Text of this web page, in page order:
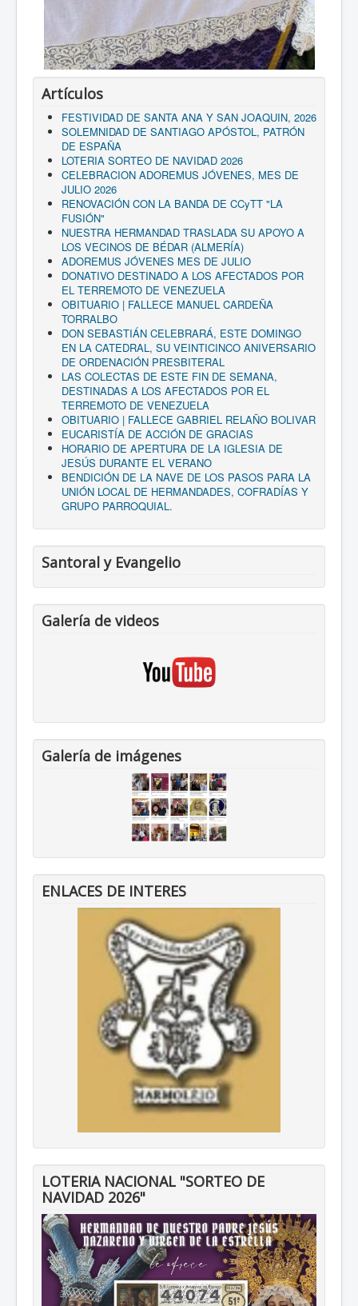
Artículos
FESTIVIDAD DE SANTA ANA Y SAN JOAQUIN, 2026
SOLEMNIDAD DE SANTIAGO APÓSTOL, PATRÓN
DE ESPAÑA
LOTERIA SORTEO DE NAVIDAD 2026
CELEBRACION ADOREMUS JÓVENES, MES DE
JULIO 2026
RENOVACIÓN CON LA BANDA DE CCyTT "LA
FUSIÓN"
NUESTRA HERMANDAD TRASLADA SU APOYO A
LOS VECINOS DE BÉDAR (ALMERÍA)
ADOREMUS JÓVENES MES DE JULIO
DONATIVO DESTINADO A LOS AFECTADOS POR
EL TERREMOTO DE VENEZUELA
OBITUARIO | FALLECE MANUEL CARDEÑA
TORRALBO
DON SEBASTIÁN CELEBRARÁ, ESTE DOMINGO
EN LA CATEDRAL, SU VEINTICINCO ANIVERSARIO
DE ORDENACIÓN PRESBITERAL
LAS COLECTAS DE ESTE FIN DE SEMANA,
DESTINADAS A LOS AFECTADOS POR EL
TERREMOTO DE VENEZUELA
OBITUARIO | FALLECE GABRIEL RELAÑO BOLIVAR
EUCARISTÍA DE ACCIÓN DE GRACIAS
HORARIO DE APERTURA DE LA IGLESIA DE
JESÚS DURANTE EL VERANO
BENDICIÓN DE LA NAVE DE LOS PASOS PARA LA
UNIÓN LOCAL DE HERMANDADES, COFRADÍAS Y
GRUPO PARROQUIAL.
Santoral y Evangelio
Galería de videos
Galería de imágenes
ENLACES DE INTERES
LOTERIA NACIONAL "SORTEO DE
NAVIDAD 2026"